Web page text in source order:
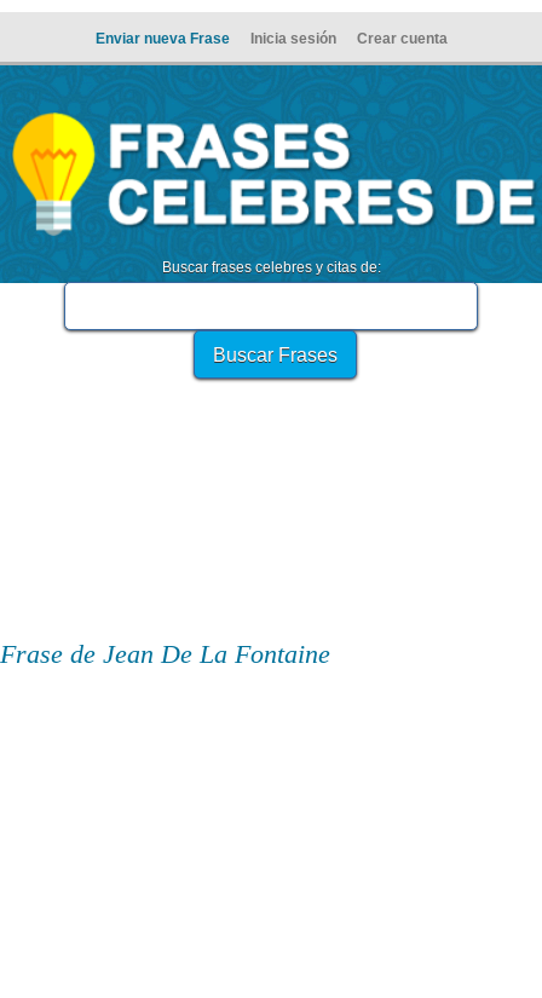
Enviar nueva Frase Inicia sesión Crear cuenta
Buscar frases celebres y citas de:
Frase de Jean De La Fontaine